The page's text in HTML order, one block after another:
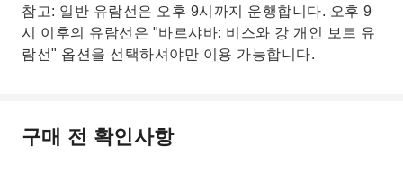
참고: 일반 유람선은 오후 9시까지 운행합니다. 오후 9
시 이후의 유람선은 "바르샤바: 비스와 강 개인 보트 유
람선" 옵션을 선택하셔야만 이용 가능합니다.
구매 전 확인사항